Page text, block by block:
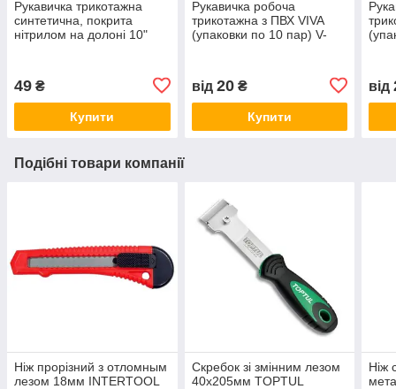
Рукавичка трикотажна
синтетична, покрита
нітрилом на долоні 10"
49 ₴
Купити
Рукавичка робоча
трикотажна з ПВХ VIVA
(упаковки по 10 пар) V-
від 20₴
Купити
від
Подібні товари компанії
Ніж прорізний з отломным
лезом 18мм INTERTOOL
Скребок зі змінним лезом
40х205мм TOPTUL
Ніж